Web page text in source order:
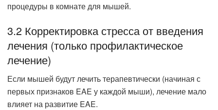
процедуры в комнате для мышей.
3.2 Корректировка стресса от введения
лечения (только профилактическое
лечение)
Если мышей будут лечить терапевтически (начиная с
первых признаков EAE у каждой мыши), лечение мало
влияет на развитие EAE.